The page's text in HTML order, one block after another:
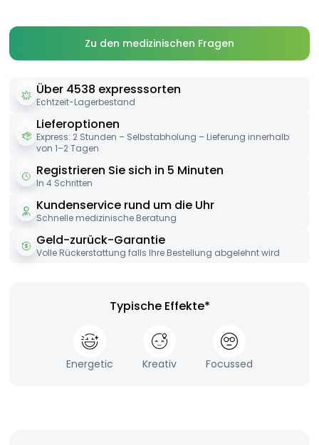
Zu den medizinischen Fragen
Über 4538 expresssorten
Echtzeit-Lagerbestand
Lieferoptionen
Express: 2 Stunden – Selbstabholung – Lieferung innerhalb
von 1–2 Tagen
Registrieren Sie sich in 5 Minuten
In 4 Schritten
Kundenservice rund um die Uhr
Schnelle medizinische Beratung
Geld-zurück-Garantie
Volle Rückerstattung falls Ihre Bestellung abgelehnt wird
Typische Effekte*
Energetic Kreativ Focussed